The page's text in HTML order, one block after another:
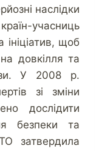
наслідки
учасниць
щоб
довкілля та
У 2008 р.
зі зміни
дослідити
безпеки та
затвердила